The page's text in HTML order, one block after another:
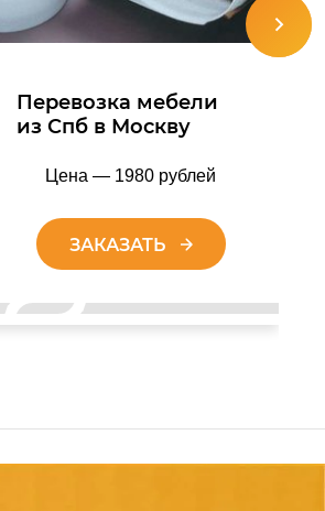
Перевозка мебели
из Спб в Москву
Цена — 1980 рублей
ЗАКАЗАТЬ